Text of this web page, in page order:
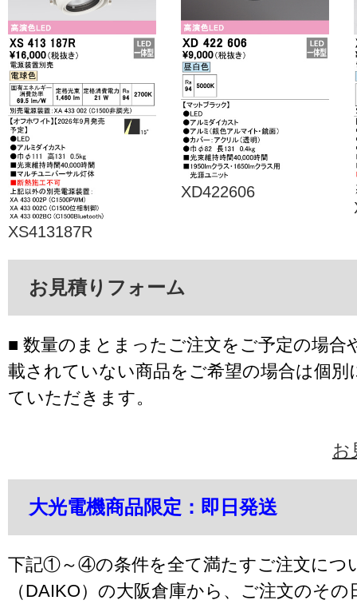
XS413187R
XD422606
お見積りフォーム
■ 数量のまとまったご注文をご予定の場合
載されていない商品をご希望の場合は個別
ていただきます。
お
大光電機商品限定：即日発送
下記①～④の条件を全て満たすご注文につ
（DAIKO）の大阪倉庫から、ご注文のそ